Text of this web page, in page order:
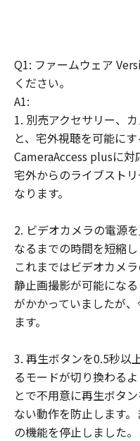
するものとし
一般条項
することによ
約を読み、理
束されること
お客様は、本
すべての事項に
よる一切の合
ノンとの契約
ことに同意す
代表者が署名
その明確な同
以 上
キヤノン株式会社
キヤノンマーケテ
Q1: ファームウェア
ください。
A1:
1. 別売アクセサリー、
と、宅外視聴を可能に
CameraAccess plusに対
宅外からのライブスト
なります。
2. ビデオカメラの電源
なるまでの時間を短縮し
これまではビデオカメ
静止画撮影が可能にな
がかかっていましたが
ます。
3. 再生ボタンを0.5秒以
るモードが切り換わる
とで不用意に再生ボタ
ない動作を防止します
の機能を停止しました